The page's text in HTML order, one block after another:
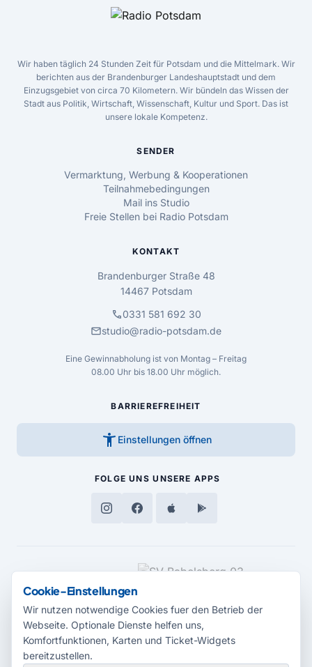
Wir haben täglich 24 Stunden Zeit für Potsdam und die Mittelmark. Wir
berichten aus der Brandenburger Landeshauptstadt und dem
Einzugsgebiet von circa 70 Kilometern. Wir bündeln das Wissen der
Stadt aus Politik, Wirtschaft, Wissenschaft, Kultur und Sport. Das ist
unsere lokale Kompetenz.
SENDER
Vermarktung, Werbung & Kooperationen
Teilnahmebedingungen
Mail ins Studio
Freie Stellen bei Radio Potsdam
KONTAKT
Brandenburger Straße 48
14467 Potsdam
call0331 581 692 30
mailstudio@radio-potsdam.de
Eine Gewinnabholung ist von Montag – Freitag
08.00 Uhr bis 18.00 Uhr möglich.
BARRIEREFREIHEIT
accessibility_new Einstellungen öffnen
FOLGE UNS UNSERE APPS
MEDIENPARTNER
Cookie-Einstellungen
Wir nutzen notwendige Cookies fuer den Betrieb der
Webseite. Optionale Dienste helfen uns,
Komfortfunktionen, Karten und Ticket-Widgets
bereitzustellen.